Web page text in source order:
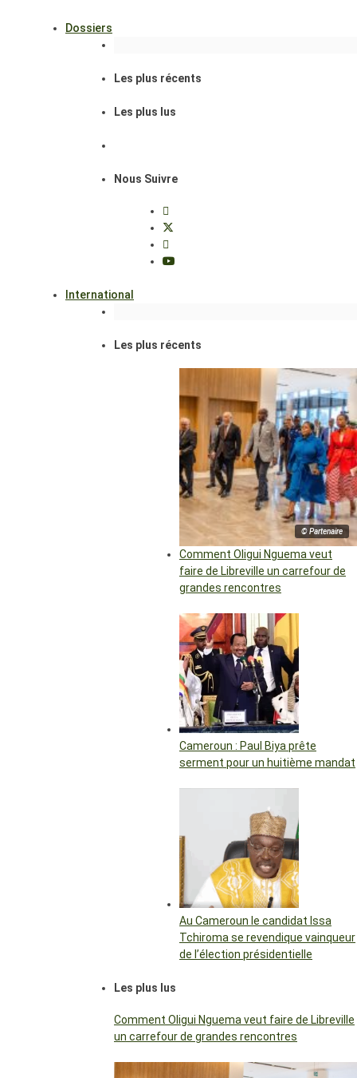
Dossiers
Les plus récents
Les plus lus
Nous Suivre
International
Les plus récents
© Partenaire
Comment Oligui Nguema veut
faire de Libreville un carrefour de
grandes rencontres
Cameroun : Paul Biya prête
serment pour un huitième mandat
Au Cameroun le candidat Issa
Tchiroma se revendique vainqueur
de l’élection présidentielle
Les plus lus
Comment Oligui Nguema veut faire de Libreville
un carrefour de grandes rencontres